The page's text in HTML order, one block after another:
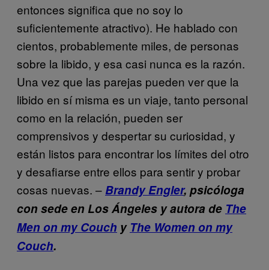
entonces significa que no soy lo
suficientemente atractivo). He hablado con
cientos, probablemente miles, de personas
sobre la libido, y esa casi nunca es la razón.
Una vez que las parejas pueden ver que la
libido en sí misma es un viaje, tanto personal
como en la relación, pueden ser
comprensivos y despertar su curiosidad, y
están listos para encontrar los límites del otro
y desafiarse entre ellos para sentir y probar
cosas nuevas. – Brandy Engler, psicóloga
con sede en Los Ángeles y autora de The
Men on my Couch y The Women on my
Couch.